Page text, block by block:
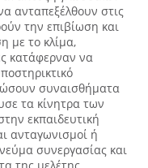
ανταπεξέλθουν στις
την επιβίωση και
με το κλίμα,
κατάφερναν να
συναισθήματα
τα κίνητρα των
εκπαιδευτική
ανταγωνισμοί ή
συνεργασίας και